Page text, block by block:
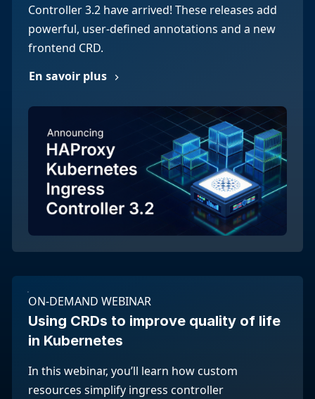
Controller 3.2 have arrived! These releases add
powerful, user-defined annotations and a new
frontend CRD.
En savoir plus
ON-DEMAND WEBINAR
Using CRDs to improve quality of life
in Kubernetes
In this webinar, you’ll learn how custom
resources simplify ingress controller